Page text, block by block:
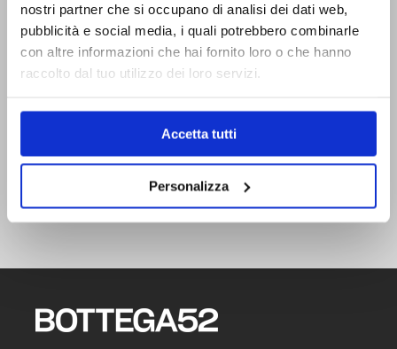
nostri partner che si occupano di analisi dei dati web,
pubblicità e social media, i quali potrebbero combinarle
con altre informazioni che hai fornito loro o che hanno
raccolto dal tuo utilizzo dei loro servizi.
Accetta tutti
Personalizza
Go SaaS con Bottega52
digitale a servizio
CONTATTACI